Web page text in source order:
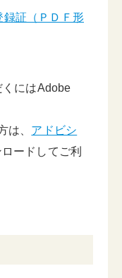
録証（ＰＤＦ形
にはAdobe
は、 アドビシ
ードしてご利